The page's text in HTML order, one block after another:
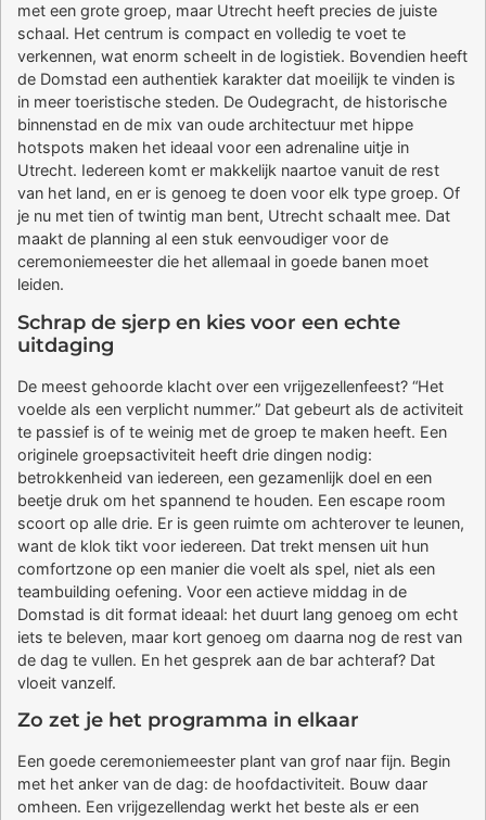
met een grote groep, maar Utrecht heeft precies de juiste
schaal. Het centrum is compact en volledig te voet te
verkennen, wat enorm scheelt in de logistiek. Bovendien heeft
de Domstad een authentiek karakter dat moeilijk te vinden is
in meer toeristische steden. De Oudegracht, de historische
binnenstad en de mix van oude architectuur met hippe
hotspots maken het ideaal voor een adrenaline uitje in
Utrecht. Iedereen komt er makkelijk naartoe vanuit de rest
van het land, en er is genoeg te doen voor elk type groep. Of
je nu met tien of twintig man bent, Utrecht schaalt mee. Dat
maakt de planning al een stuk eenvoudiger voor de
ceremoniemeester die het allemaal in goede banen moet
leiden.
Schrap de sjerp en kies voor een echte
uitdaging
De meest gehoorde klacht over een vrijgezellenfeest? “Het
voelde als een verplicht nummer.” Dat gebeurt als de activiteit
te passief is of te weinig met de groep te maken heeft. Een
originele groepsactiviteit heeft drie dingen nodig:
betrokkenheid van iedereen, een gezamenlijk doel en een
beetje druk om het spannend te houden. Een escape room
scoort op alle drie. Er is geen ruimte om achterover te leunen,
want de klok tikt voor iedereen. Dat trekt mensen uit hun
comfortzone op een manier die voelt als spel, niet als een
teambuilding oefening. Voor een actieve middag in de
Domstad is dit format ideaal: het duurt lang genoeg om echt
iets te beleven, maar kort genoeg om daarna nog de rest van
de dag te vullen. En het gesprek aan de bar achteraf? Dat
vloeit vanzelf.
Zo zet je het programma in elkaar
Een goede ceremoniemeester plant van grof naar fijn. Begin
met het anker van de dag: de hoofdactiviteit. Bouw daar
omheen. Een vrijgezellendag werkt het beste als er een